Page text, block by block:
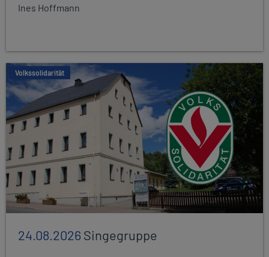
Ines Hoffmann
Volkssolidarität
24.08.2026Singegruppe